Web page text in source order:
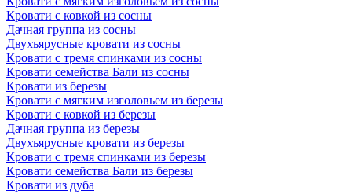
Кровати с ковкой из сосны
Дачная группа из сосны
Двухъярусные кровати из сосны
Кровати с тремя спинками из сосны
Кровати семейства Бали из сосны
Кровати из березы
Кровати с мягким изголовьем из березы
Кровати с ковкой из березы
Дачная группа из березы
Двухъярусные кровати из березы
Кровати с тремя спинками из березы
Кровати семейства Бали из березы
Кровати из дуба